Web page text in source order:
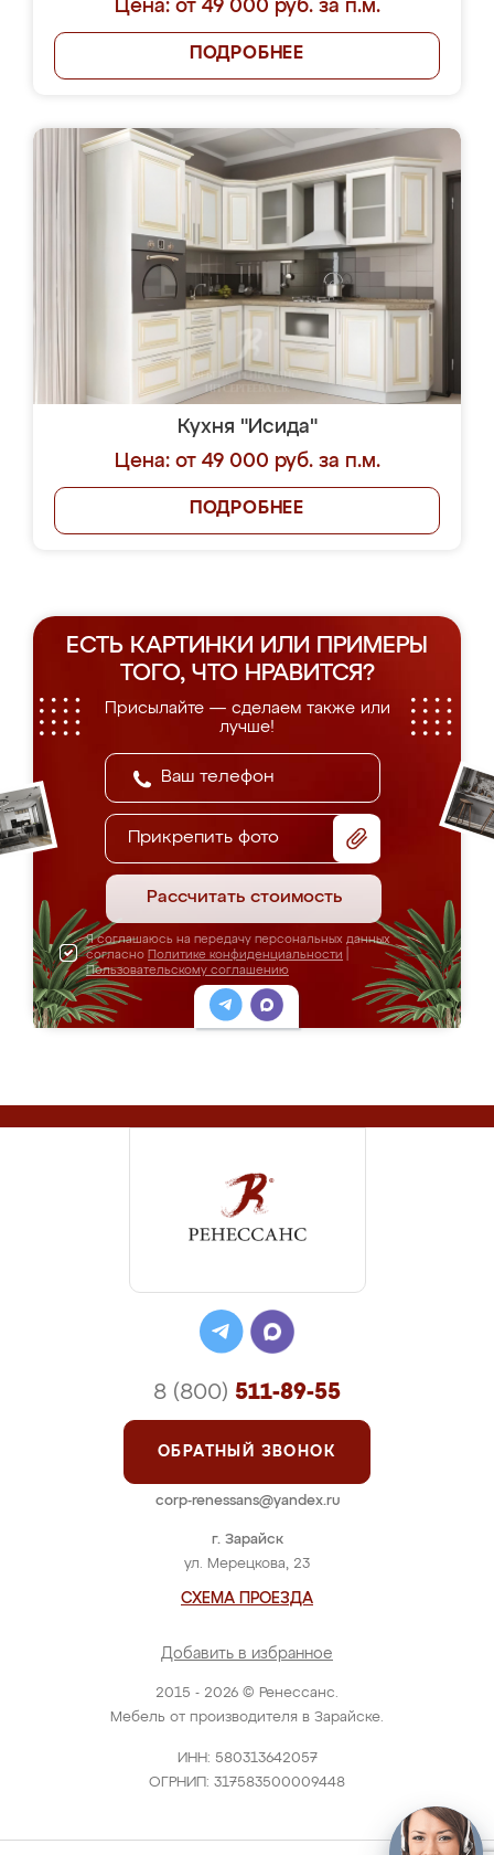
Цена: от 49 000 руб. за п.м.
ПОДРОБНЕЕ
Кухня "Исида"
Цена: от 49 000 руб. за п.м.
ПОДРОБНЕЕ
ЕСТЬ КАРТИНКИ ИЛИ ПРИМЕРЫ
ТОГО, ЧТО НРАВИТСЯ?
Присылайте — сделаем также или
лучше!
Прикрепить фото
Рассчитать стоимость
Я соглашаюсь на передачу персональных данных
согласно Политике конфиденциальности
Пользовательскому соглашению
2015 - 2026 © Ренессанс.
Мебель от производителя в Зарайске.
ИНН: 580313642057
ОГРНИП: 317583500009448
г. Зарайск
ул. Мерецкова, 23
СХЕМА ПРОЕЗДА
Добавить в избранное
8 (800) 511-89-55
ОБРАТНЫЙ ЗВОНОК
corp-renessans@yandex.ru